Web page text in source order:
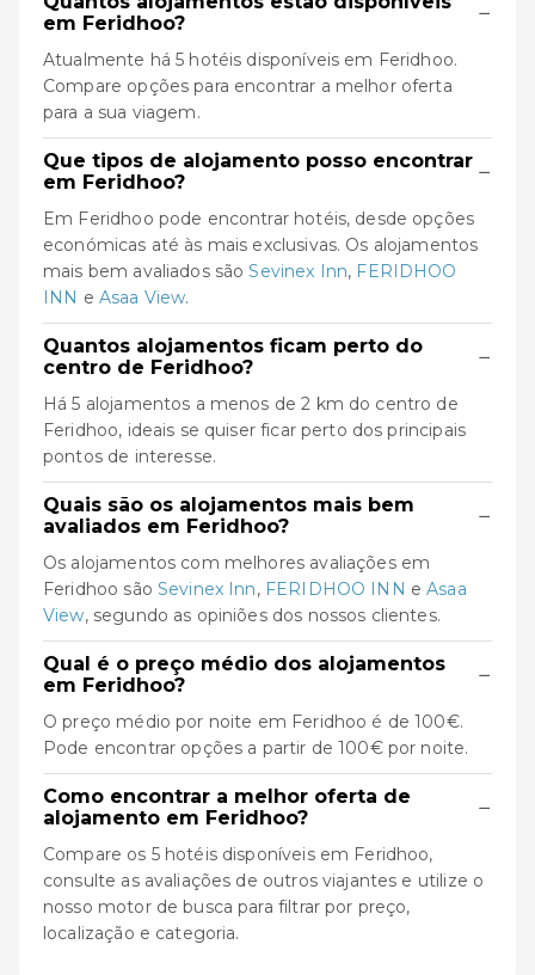
em Feridhoo?
−
Atualmente há 5 hotéis disponíveis em Feridhoo.
Compare opções para encontrar a melhor oferta
para a sua viagem.
Que tipos de alojamento posso encontrar
em Feridhoo?
−
Em Feridhoo pode encontrar hotéis, desde opções
económicas até às mais exclusivas. Os alojamentos
mais bem avaliados sãoSevinex Inn, FERIDHOO
INN e Asaa View.
Quantos alojamentos ficam perto do
centro de Feridhoo?
−
Há 5 alojamentos a menos de 2 km do centro de
Feridhoo, ideais se quiser ficar perto dos principais
pontos de interesse.
Quais são os alojamentos mais bem
avaliados em Feridhoo?
−
Os alojamentos com melhores avaliações em
Feridhoo são Sevinex Inn, FERIDHOO INN eAsaa
View, segundo as opiniões dos nossos clientes.
Qual é o preço médio dos alojamentos
em Feridhoo?
−
O preço médio por noite em Feridhoo é de 100€.
Pode encontrar opções a partir de 100€ por noite.
Como encontrar a melhor oferta de
alojamento em Feridhoo?
−
Compare os 5 hotéis disponíveis em Feridhoo,
consulte as avaliações de outros viajantes e utilize o
nosso motor de busca para filtrar por preço,
localização e categoria.